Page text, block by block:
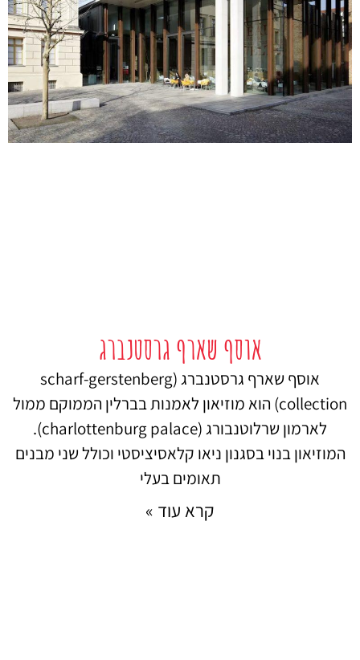
אוסף שארף גרסטנברג
אוסף שארף גרסטנברג (scharf-gerstenberg
collection) הוא מוזיאון לאמנות בברלין הממוקם ממול
לארמון שרלוטנבורג (charlottenburg palace).
המוזיאון בנוי בסגנון ניאו קלאסיציסטי וכולל שני מבנים
תאומים בעלי
קרא עוד »